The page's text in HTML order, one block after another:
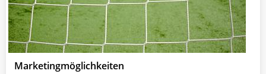
Marketingmöglichkeiten